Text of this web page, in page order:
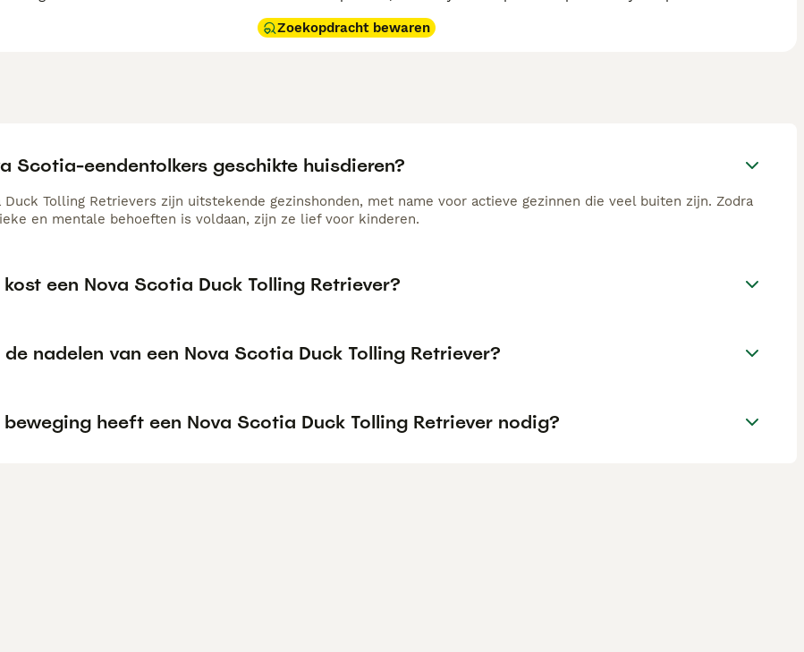
Zoekopdracht bewaren
Scotia-eendentolkers geschikte huisdieren?
Duck Tolling Retrievers zijn uitstekende gezinshonden, met name voor actieve gezinnen die veel buiten zijn. Zodra
en mentale behoeften is voldaan, zijn ze lief voor kinderen.
kost een Nova Scotia Duck Tolling Retriever?
de nadelen van een Nova Scotia Duck Tolling Retriever?
beweging heeft een Nova Scotia Duck Tolling Retriever nodig?